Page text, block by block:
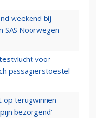
weekend bij
SAS Noorwegen
voor
passagierstoestel
op terugwinnen
bezorgend’